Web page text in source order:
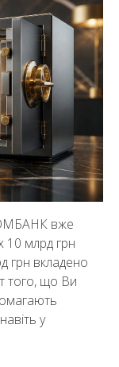
вже
10 млрд грн
грн вкладено
того, що Ви
у